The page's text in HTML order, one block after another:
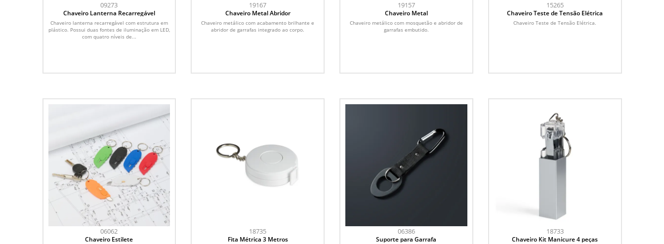
09273
Chaveiro Lanterna Recarregável
Chaveiro lanterna recarregável com estrutura em
plástico. Possui duas fontes de iluminação em LED,
com quatro níveis de...
19167
Chaveiro Metal Abridor
Chaveiro metálico com acabamento brilhante e
abridor de garrafas integrado ao corpo.
19157
Chaveiro Metal
Chaveiro metálico com mosquetão e abridor de
garrafas embutido.
15265
Chaveiro Teste de Tensão Elétrica
Chaveiro Teste de Tensão Elétrica.
06062
Chaveiro Estilete
18735
Fita Métrica 3 Metros
06386
Suporte para Garrafa
18733
Chaveiro Kit Manicure 4 peças